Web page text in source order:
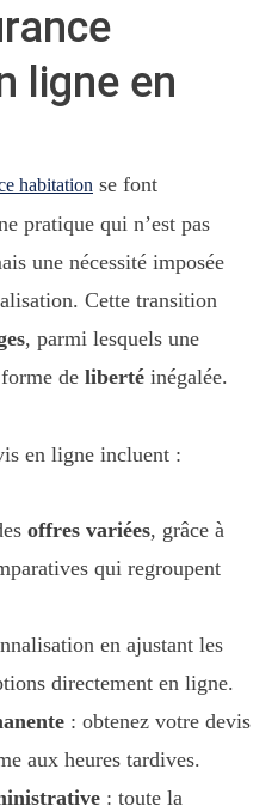
ligne en
habitation se font
pratique qui n’est pas
une nécessité imposée
Cette transition
, parmi lesquels une
de liberté inégalée.
en ligne incluent :
offres variées, grâce à
qui regroupent
en ajustant les
directement en ligne.
: obtenez votre devis
aux heures tardives.
: toute la